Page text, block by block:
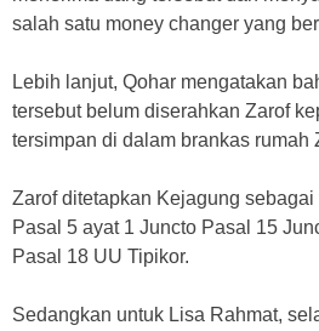
salah satu money changer yang
Lebih lanjut, Qohar mengatakan
tersebut belum diserahkan Zarof
tersimpan di dalam brankas
Zarof ditetapkan Kejagung
Pasal 5 ayat 1 Juncto Pasal 15
Pasal 18 UU Tipikor.
Sedangkan untuk Lisa Rahmat,